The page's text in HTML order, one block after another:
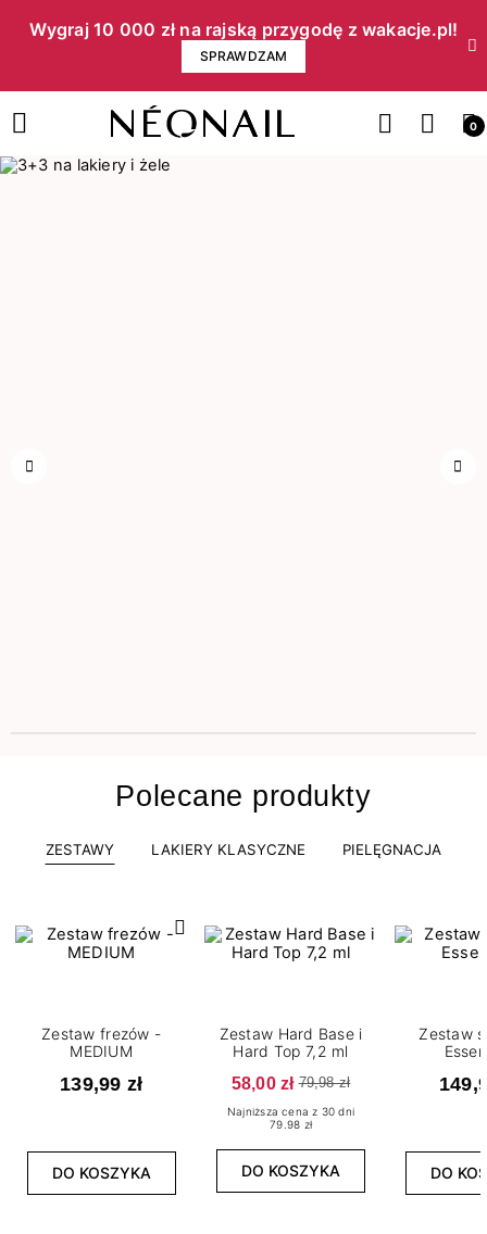
Wygraj 10 000 zł na rajską przygodę z wakacje.pl!​
SPRAWDZAM
0
Polecane produkty
ZESTAWY LAKIERY KLASYCZNE PIELĘGNACJA
Zestaw frezów -
MEDIUM
139,99 zł
DO KOSZYKA
Zestaw Hard Base i
Hard Top 7,2 ml
58,00 zł 79,98 zł
Najniższa cena z 30 dni
79.98 zł
DO KOSZYKA
Zestaw
DO